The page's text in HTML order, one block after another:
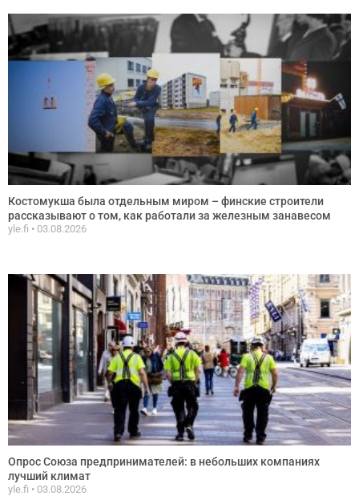
Костомукша была отдельным миром – финские строители
рассказывают о том, как работали за железным занавесом
yle.fi 03.08.2026
Опрос Союза предпринимателей: в небольших компаниях
лучший климат
yle.fi 03.08.2026